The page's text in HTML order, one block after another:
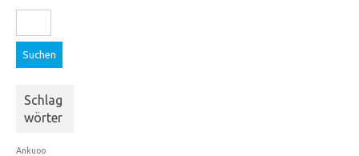
nach:
Schlag
wörter
Ankuoo